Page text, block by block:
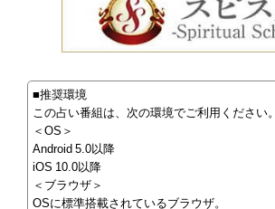
■推奨環境
この占い番組は、次の環境でご利用ください。
＜OS＞
Android 5.0以降
iOS 10.0以降
＜ブラウザ＞
OSに標準搭載されているブラウザ。